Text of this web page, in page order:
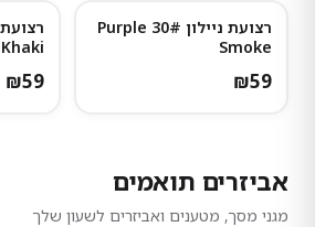
רצועת ניילון 30# Purple
Smoke
₪59
Khaki
₪59
אביזרים תואמים
מגני מסך, מטענים ואביזרים לשעון שלך